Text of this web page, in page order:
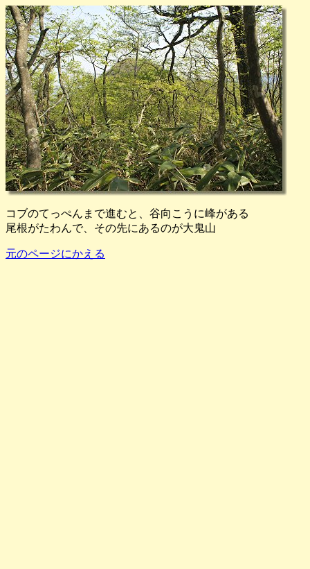
コブのてっぺんまで進むと、谷向こうに峰がある
尾根がたわんで、その先にあるのが大鬼山
元のページにかえる